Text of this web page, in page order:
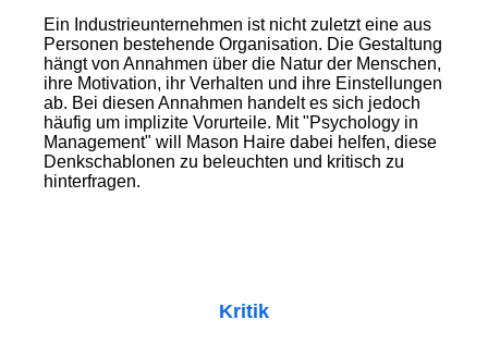
Ein Industrieunternehmen ist nicht zuletzt eine aus
Personen bestehende Organisation. Die Gestaltung
hängt von Annahmen über die Natur der Menschen,
ihre Motivation, ihr Verhalten und ihre Einstellungen
ab. Bei diesen Annahmen handelt es sich jedoch
häufig um implizite Vorurteile. Mit "Psychology in
Management" will Mason Haire dabei helfen, diese
Denkschablonen zu beleuchten und kritisch zu
hinterfragen.
Kritik